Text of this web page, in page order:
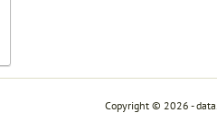
Copyright © 2026 -